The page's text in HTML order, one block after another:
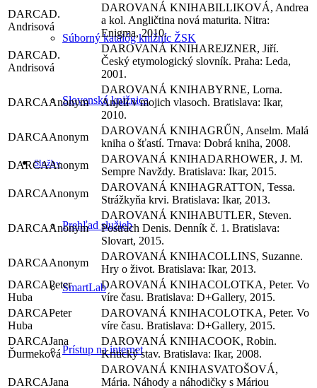
Súborný katalóg knižníc ŽSK
Slovenská knižnica
Služby
Prehľad služieb
SmartLab
Prístup na internet
D.
Andrisová
BILLIKOVÁ, Andrea
a kol. Angličtina nová maturita. Nitra:
Enigma, 2010.
D.
Andrisová
REJZNER, Jiří.
Český etymologický slovník. Praha: Leda,
2001.
Anonym
BYRNE, Lorna.
Anjeli v mojich vlasoch. Bratislava: Ikar,
2010.
Anonym
GRŰN, Anselm. Malá
kniha o šťastí. Trnava: Dobrá kniha, 2008.
Anonym
DARHOWER, J. M.
Sempre Navždy. Bratislava: Ikar, 2015.
Anonym
GRATTON, Tessa.
Strážkyňa krvi. Bratislava: Ikar, 2013.
Anonym
BUTLER, Steven.
Postrach Denis. Denník č. 1. Bratislava:
Slovart, 2015.
Anonym
COLLINS, Suzanne.
Hry o život. Bratislava: Ikar, 2013.
Peter
Huba
COLOTKA, Peter. Vo
víre času. Bratislava: D+Gallery, 2015.
Peter
Huba
COLOTKA, Peter. Vo
víre času. Bratislava: D+Gallery, 2015.
Jana
Ďurmeková
COOK, Robin.
Kritický stav. Bratislava: Ikar, 2008.
Jana
SVATOŠOVÁ,
Mária. Náhody a náhodičky s Máriou